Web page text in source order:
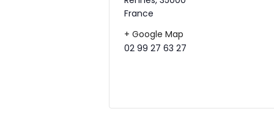
France
+ Google Map
02 99 27 63 27